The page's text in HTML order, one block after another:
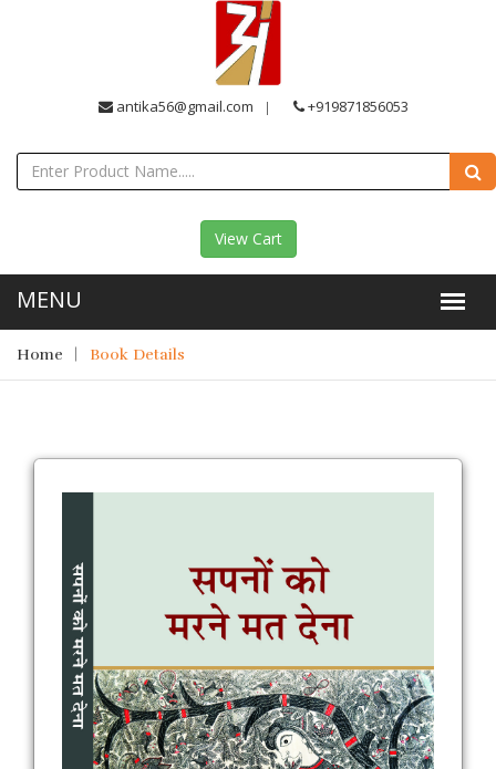
antika56@gmail.com +919871856053
View Cart
Home Book Details